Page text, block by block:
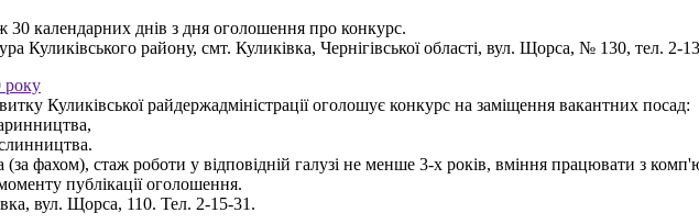
календарних днів з дня оголошення про конкурс.
Куликівського району, смт. Куликівка, Чернігівської області, вул. Щорса, № 130, тел. 2-
року
Куликівської райдержадміністрації оголошує конкурс на заміщення вакантних посад:
фахом), стаж роботи у відповідній галузі не менше 3-х років, вміння працювати з
публікації оголошення.
вул. Щорса, 110. Тел. 2-15-31.